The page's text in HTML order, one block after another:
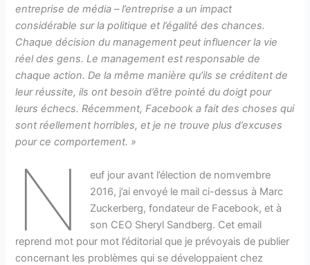
entreprise de média – l’entreprise a un impact
considérable sur la politique et l’égalité des chances.
Chaque décision du management peut influencer la vie
réel des gens. Le management est responsable de
chaque action. De la même manière qu’ils se créditent de
leur réussite, ils ont besoin d’être pointé du doigt pour
leurs échecs. Récemment, Facebook a fait des choses qui
sont réellement horribles, et je ne trouve plus d’excuses
pour ce comportement. »
N
euf jour avant l’élection de nomvembre
2016, j’ai envoyé le mail ci-dessus à Marc
Zuckerberg, fondateur de Facebook, et à
son CEO Sheryl Sandberg. Cet email
reprend mot pour mot l’éditorial que je prévoyais de publier
concernant les problèmes qui se développaient chez